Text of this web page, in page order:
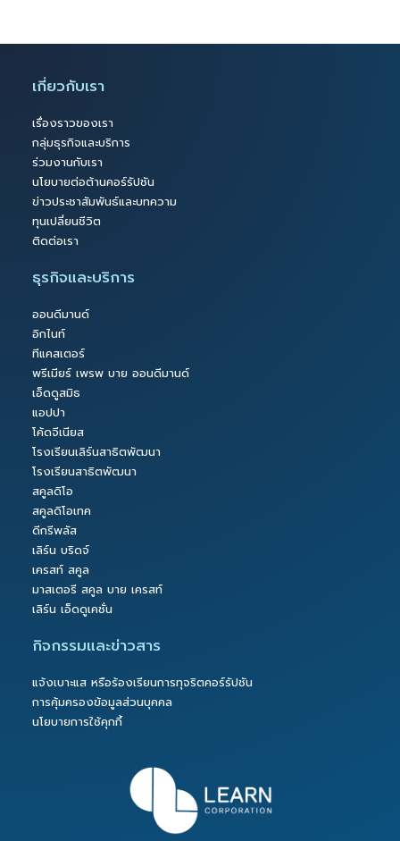
เกี่ยวกับเรา
เรื่องราวของเรา
กลุ่มธุรกิจและบริการ
ร่วมงานกับเรา
นโยบายต่อต้านคอร์รัปชัน
ข่าวประชาสัมพันธ์และบทความ
ทุนเปลี่ยนชีวิต
ติดต่อเรา
ธุรกิจและบริการ
ออนดีมานด์
อิกไนท์
ทีแคสเตอร์
พรีเมียร์ เพรพ บาย ออนดีมานด์
เอ็ดดูสมิธ
แอปปา
โค้ดจีเนียส
โรงเรียนเลิร์นสาธิตพัฒนา
โรงเรียนสาธิตพัฒนา
สคูลดิโอ
สคูลดิโอเทค
ดีกรีพลัส
เลิร์น บริดจ์
เครสท์ สคูล
มาสเตอรี สคูล บาย เครสท์
เลิร์น เอ็ดดูเคชั่น
กิจกรรมและข่าวสาร
แจ้งเบาะแส หรือร้องเรียนการทุจริตคอร์รัปชัน
การคุ้มครองข้อมูลส่วนบุคคล
นโยบายการใช้คุกกี้